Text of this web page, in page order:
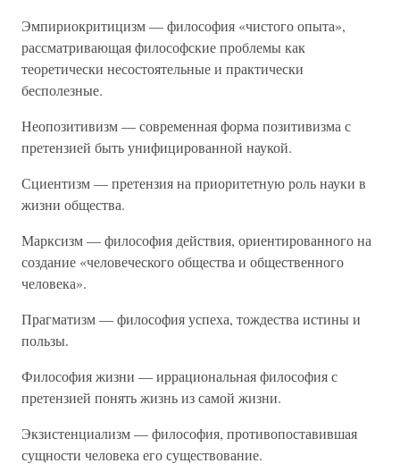
Эмпириокритицизм — философия «чистого опыта»,
рассматривающая философские проблемы как
теоретически несостоятельные и практически
бесполезные.
Неопозитивизм — современная форма позитивизма с
претензией быть унифицированной наукой.
Сциентизм — претензия на приоритетную роль науки в
жизни общества.
Марксизм — философия действия, ориентированного на
создание «человеческого общества и общественного
человека».
Прагматизм — философия успеха, тождества истины и
пользы.
Философия жизни — иррациональная философия с
претензией понять жизнь из самой жизни.
Экзистенциализм — философия, противопоставившая
сущности человека его существование.